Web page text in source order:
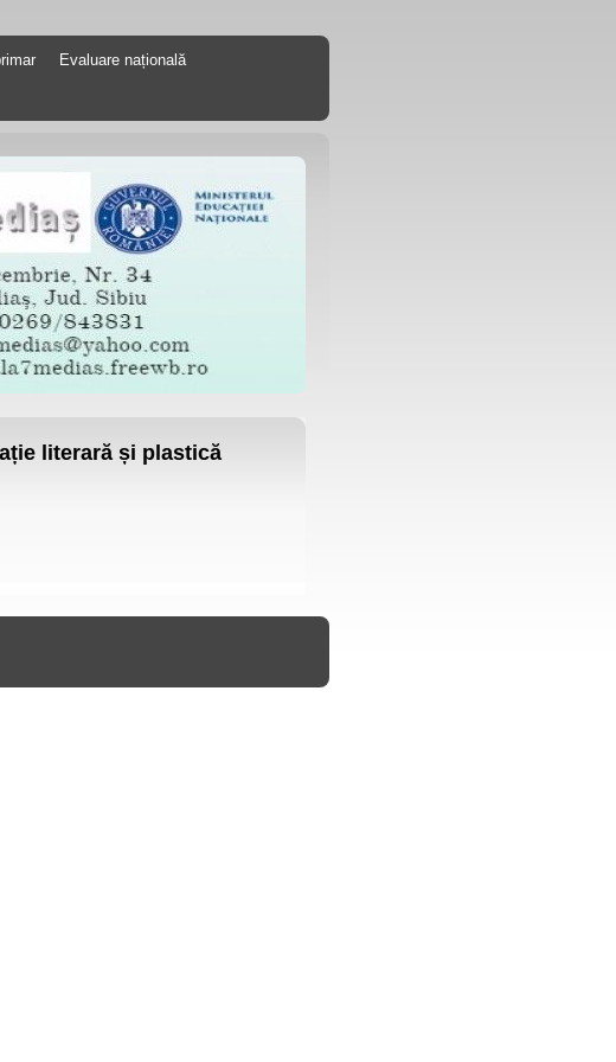
Evaluare națională
literară și plastică